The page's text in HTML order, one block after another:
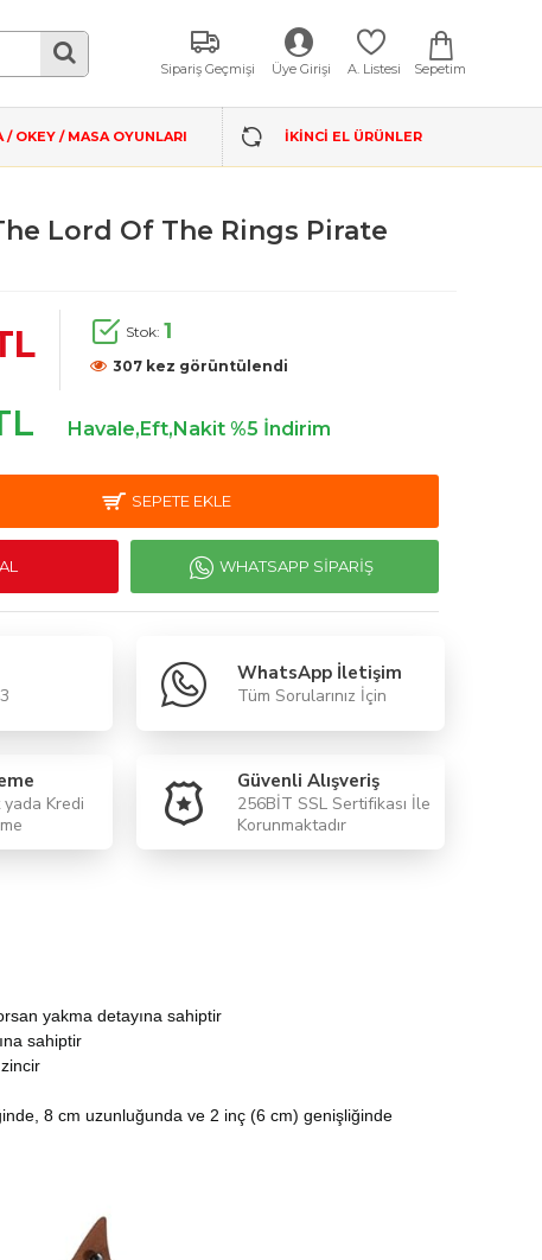
Sipariş Geçmişi Üye Girişi A. Listesi Sepetim
/ OKEY / MASA OYUNLARI İKINCI EL ÜRÜNLER
Lord Of The Rings Pirate
Stok: 1
307 kez görüntülendi
Havale,Eft,Nakit %5 İndirim
SEPETE EKLE
WHATSAPP SIPARIŞ
WhatsApp İletişim
Tüm Sorularınız İçin
yada Kredi
Güvenli Alışveriş
256BİT SSL Sertifikası İle
Korunmaktadır
yakma detayına sahiptir
sahiptir
8 cm uzunluğunda ve 2 inç (6 cm) genişliğinde